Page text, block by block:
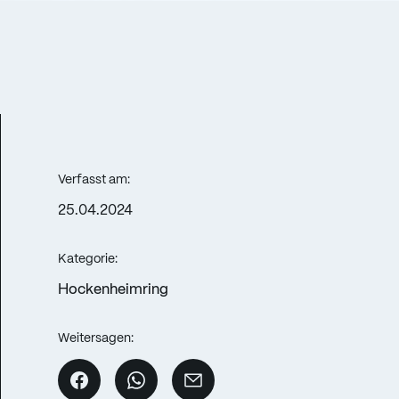
Verfasst am:
25.04.2024
Kategorie:
Hockenheimring
Weitersagen: